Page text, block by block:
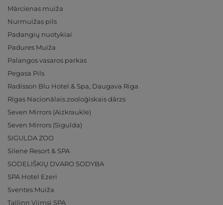
Mārcienas muiža
Nurmuižas pils
Padangių nuotykiai
Padures Muiža
Palangos vasaros parkas
Pegasa Pils
Radisson Blu Hotel & Spa, Daugava Riga
Rīgas Nacionālais zooloģiskais dārzs
Seven Mirrors (Aizkraukle)
Seven Mirrors (Sigulda)
SIGULDA ZOO
Silene Resort & SPA
SODELIŠKIŲ DVARO SODYBA
SPA Hotel Ezeri
Sventes Muiža
Tallinn Viimsi SPA